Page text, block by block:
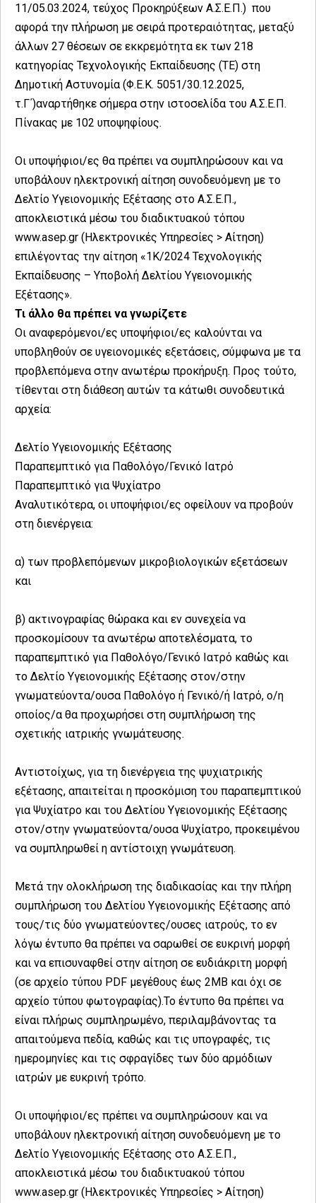
11/05.03.2024, τεύχος Προκηρύξεων Α.Σ.Ε.Π.) που
αφορά την πλήρωση με σειρά προτεραιότητας, μεταξύ
άλλων 27 θέσεων σε εκκρεμότητα εκ των 218
κατηγορίας Τεχνολογικής Εκπαίδευσης (ΤΕ) στη
Δημοτική Αστυνομία (Φ.Ε.Κ. 5051/30.12.2025,
τ.Γ΄)αναρτήθηκε σήμερα στην ιστοσελίδα του Α.Σ.Ε.Π.
Πίνακας με 102 υποψηφίους.
Οι υποψήφιοι/ες θα πρέπει να συμπληρώσουν και να
υποβάλουν ηλεκτρονική αίτηση συνοδευόμενη με το
Δελτίο Υγειονομικής Εξέτασης στο Α.Σ.Ε.Π.,
αποκλειστικά μέσω του διαδικτυακού τόπου
www.asep.gr (Ηλεκτρονικές Υπηρεσίες > Αίτηση)
επιλέγοντας την αίτηση «1Κ/2024 Τεχνολογικής
Εκπαίδευσης – Υποβολή Δελτίου Υγειονομικής
Εξέτασης».
Τι άλλο θα πρέπει να γνωρίζετε
Οι αναφερόμενοι/ες υποψήφιοι/ες καλούνται να
υποβληθούν σε υγειονομικές εξετάσεις, σύμφωνα με τα
προβλεπόμενα στην ανωτέρω προκήρυξη. Προς τούτο,
τίθενται στη διάθεση αυτών τα κάτωθι συνοδευτικά
αρχεία:
Δελτίο Υγειονομικής Εξέτασης
Παραπεμπτικό για Παθολόγο/Γενικό Ιατρό
Παραπεμπτικό για Ψυχίατρο
Αναλυτικότερα, οι υποψήφιοι/ες οφείλουν να προβούν
στη διενέργεια:
α) των προβλεπόμενων μικροβιολογικών εξετάσεων
και
β) ακτινογραφίας θώρακα και εν συνεχεία να
προσκομίσουν τα ανωτέρω αποτελέσματα, το
παραπεμπτικό για Παθολόγο/Γενικό Ιατρό καθώς και
το Δελτίο Υγειονομικής Εξέτασης στον/στην
γνωματεύοντα/ουσα Παθολόγο ή Γενικό/ή Ιατρό, ο/η
οποίος/α θα προχωρήσει στη συμπλήρωση της
σχετικής ιατρικής γνωμάτευσης.
Αντιστοίχως, για τη διενέργεια της ψυχιατρικής
εξέτασης, απαιτείται η προσκόμιση του παραπεμπτικού
για Ψυχίατρο και του Δελτίου Υγειονομικής Εξέτασης
στον/στην γνωματεύοντα/ουσα Ψυχίατρο, προκειμένου
να συμπληρωθεί η αντίστοιχη γνωμάτευση.
Μετά την ολοκλήρωση της διαδικασίας και την πλήρη
συμπλήρωση του Δελτίου Υγειονομικής Εξέτασης από
τους/τις δύο γνωματεύοντες/ουσες ιατρούς, το εν
λόγω έντυπο θα πρέπει να σαρωθεί σε ευκρινή μορφή
και να επισυναφθεί στην αίτηση σε ευδιάκριτη μορφή
(σε αρχείο τύπου PDF μεγέθους έως 2MB και όχι σε
αρχείο τύπου φωτογραφίας).Το έντυπο θα πρέπει να
είναι πλήρως συμπληρωμένο, περιλαμβάνοντας τα
απαιτούμενα πεδία, καθώς και τις υπογραφές, τις
ημερομηνίες και τις σφραγίδες των δύο αρμόδιων
ιατρών με ευκρινή τρόπο.
Οι υποψήφιοι/ες πρέπει να συμπληρώσουν και να
υποβάλουν ηλεκτρονική αίτηση συνοδευόμενη με το
Δελτίο Υγειονομικής Εξέτασης στο Α.Σ.Ε.Π.,
αποκλειστικά μέσω του διαδικτυακού τόπου
www.asep.gr (Ηλεκτρονικές Υπηρεσίες > Αίτηση)